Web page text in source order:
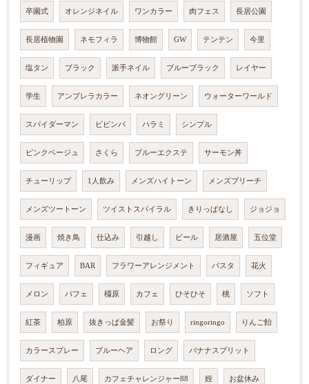
卒園式 オレンジネイル ワンカラー 肉フェス 長居公園
長居植物園 ネモフィラ 博物館 GW テンテン 今里
塩タン ブラック 派手ネイル ブルーブラック レイヤー
学生 アンブレラカラー ネオングリーン ウォーターワールド
スパイダーマン ビビンバ ハラミ シンプル
ピンクベージュ さくら ブルーエクステ サーモン丼
チューリップ 1人飲み メンズハイトーン メンズブリーチ
メンズツートーン ツイストスパイラル きりっぱなし ジョジョ
漫画 焼き鳥 仕込み 引越し ビール 居酒屋 五位堂
フィギュア BAR フラワーアレンジメント パスタ 花火
メロン パフェ 橿原 カフェ ひそひそ 桃 ソフト
紅茶 柏原 抜きっぱ金髪 お祭り ringoringo りんご飴
カラースプレー ブルーヘア ロング バナナスプリット
ダイナー 八尾 カフェチャレンジャー88 姪 お盆休み